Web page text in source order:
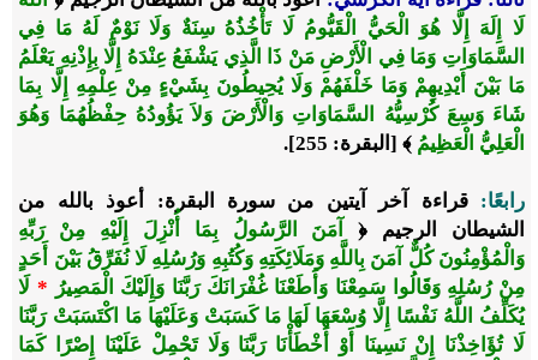
لَا إِلَهَ إِلَّا هُوَ الْحَيُّ الْقَيُّومُ لَا تَأْخُذُهُ سِنَةٌ وَلَا نَوْمٌ لَهُ مَا فِي
السَّمَاوَاتِ وَمَا فِي الْأَرْضِ مَنْ ذَا الَّذِي يَشْفَعُ عِنْدَهُ إِلَّا بِإِذْنِهِ يَعْلَمُ
مَا بَيْنَ أَيْدِيهِمْ وَمَا خَلْفَهُمْ وَلَا يُحِيطُونَ بِشَيْءٍ مِنْ عِلْمِهِ إِلَّا بِمَا
شَاءَ وَسِعَ كُرْسِيُّهُ السَّمَاوَاتِ وَالْأَرْضَ وَلاَ يَؤُودُهُ حِفْظُهُمَا وَهُوَ
الْعَلِيُّ الْعَظِيمُ ﴾ [البقرة: 255].
رابعًا: قراءة آخر آيتين من سورة البقرة: أعوذ بالله من
الشيطان الرجيم ﴿
آمَنَ الرَّسُولُ بِمَا أُنْزِلَ إِلَيْهِ مِنْ رَبِّهِ
وَالْمُؤْمِنُونَ كُلٌّ آمَنَ بِاللَّهِ وَمَلَائِكَتِهِ وَكُتُبِهِ وَرُسُلِهِ لَا نُفَرِّقُ بَيْنَ أَحَدٍ
مِنْ رُسُلِهِ وَقَالُوا سَمِعْنَا وَأَطَعْنَا غُفْرَانَكَ رَبَّنَا وَإِلَيْكَ الْمَصِيرُ *لَا
يُكَلِّفُ اللَّهُ نَفْسًا إِلَّا وُسْعَهَا لَهَا مَا كَسَبَتْ وَعَلَيْهَا مَا اكْتَسَبَتْ رَبَّنَا
لَا تُؤَاخِذْنَا إِنْ نَسِينَا أَوْ أَخْطَأْنَا رَبَّنَا وَلَا تَحْمِلْ عَلَيْنَا إِصْرًا كَمَا